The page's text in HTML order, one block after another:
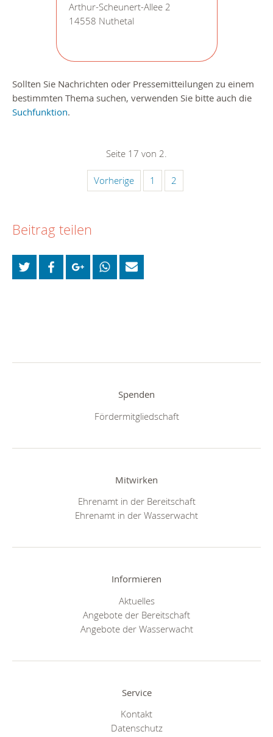
Arthur-Scheunert-Allee 2
14558 Nuthetal
Sollten Sie Nachrichten oder Pressemitteilungen zu einem
bestimmten Thema suchen, verwenden Sie bitte auch die
Suchfunktion.
Seite 17 von 2.
Vorherige 1 2
Beitrag teilen
Spenden
Fördermitgliedschaft
Mitwirken
Ehrenamt in der Bereitschaft
Ehrenamt in der Wasserwacht
Informieren
Aktuelles
Angebote der Bereitschaft
Angebote der Wasserwacht
Service
Kontakt
Datenschutz